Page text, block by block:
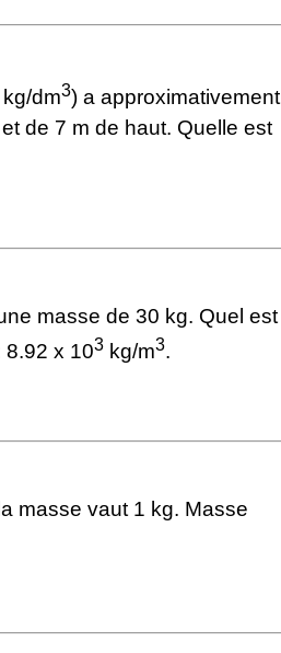
dm3) a approximativement
de 7 m de haut. Quelle est
masse de 30 kg. Quel est
8.92 x 103 kg/m3.
masse vaut 1 kg. Masse